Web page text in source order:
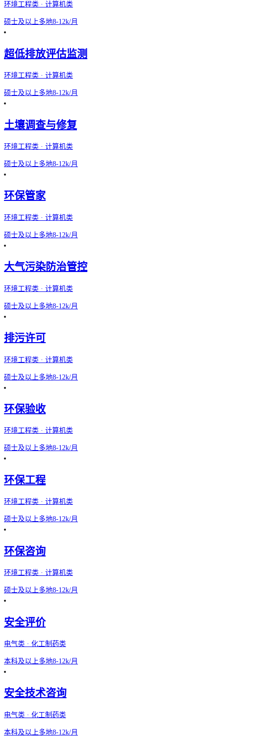
环境工程类 · 计算机类
硕士及以上多地8-12k/月
超低排放评估监测
环境工程类 · 计算机类
硕士及以上多地8-12k/月
土壤调查与修复
环境工程类 · 计算机类
硕士及以上多地8-12k/月
环保管家
环境工程类 · 计算机类
硕士及以上多地8-12k/月
大气污染防治管控
环境工程类 · 计算机类
硕士及以上多地8-12k/月
排污许可
环境工程类 · 计算机类
硕士及以上多地8-12k/月
环保验收
环境工程类 · 计算机类
硕士及以上多地8-12k/月
环保工程
环境工程类 · 计算机类
硕士及以上多地8-12k/月
环保咨询
环境工程类 · 计算机类
硕士及以上多地8-12k/月
安全评价
电气类 · 化工制药类
本科及以上多地8-12k/月
安全技术咨询
电气类 · 化工制药类
本科及以上多地8-12k/月